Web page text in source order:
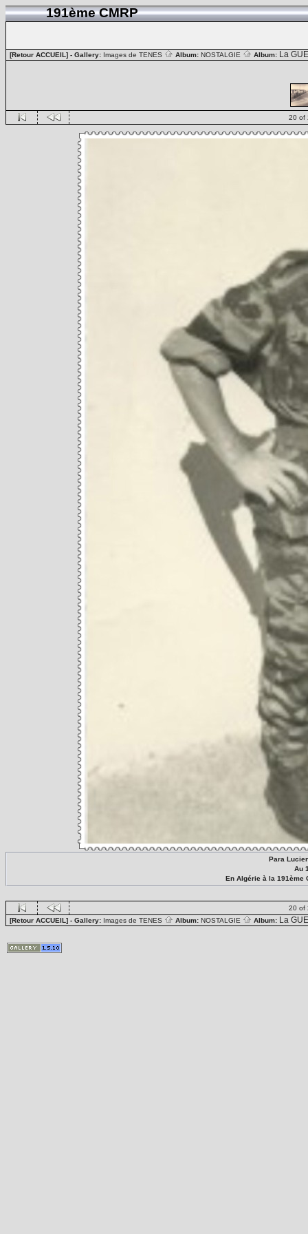
191ème CMRP
[Retour ACCUEIL] - Gallery: Images de TENES Album: NOSTALGIE Album: La
20 of
Para
Au
En Algérie à la 191ème
20 of
[Retour ACCUEIL] - Gallery: Images de TENES Album: NOSTALGIE Album: La